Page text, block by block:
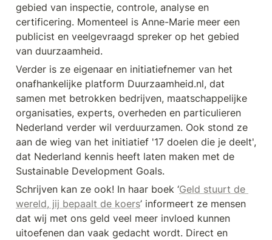
gebied van inspectie, controle, analyse en
certificering. Momenteel is Anne-Marie meer een
publicist en veelgevraagd spreker op het gebied
van duurzaamheid.
Verder is ze eigenaar en initiatiefnemer van het
onafhankelijke platform Duurzaamheid.nl, dat
samen met betrokken bedrijven, maatschappelijke
organisaties, experts, overheden en particulieren
Nederland verder wil verduurzamen. Ook stond ze
aan de wieg van het initiatief '17 doelen die je deelt',
dat Nederland kennis heeft laten maken met de
Sustainable Development Goals.
Schrijven kan ze ook! In haar boek ‘Geld stuurt de
wereld, jij bepaalt de koers’ informeert ze mensen
dat wij met ons geld veel meer invloed kunnen
uitoefenen dan vaak gedacht wordt. Direct en